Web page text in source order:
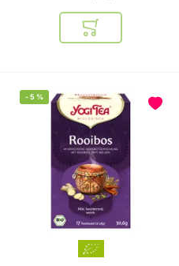
In den
-5 %